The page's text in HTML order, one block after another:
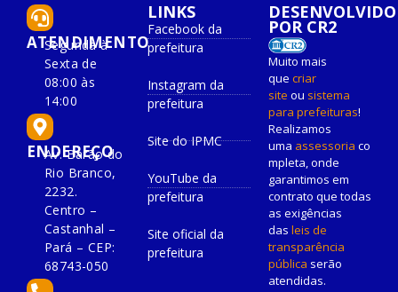
ATENDIMENTO
Segunda à
Sexta de
08:00 às
14:00
ENDEREÇO
Av. Barão do
Rio Branco,
2232.
Centro –
Castanhal –
Pará – CEP:
68743-050
LINKS
Facebook da
prefeitura
Instagram da
prefeitura
Site do IPMC
YouTube da
prefeitura
Site oficial da
prefeitura
DESENVOLVIDO
POR CR2
Muito mais
que criar
site ou sistema
para prefeituras!
Realizamos
uma assessoria co
mpleta, onde
garantimos em
contrato que todas
as exigências
das leis de
transparência
pública serão
atendidas.